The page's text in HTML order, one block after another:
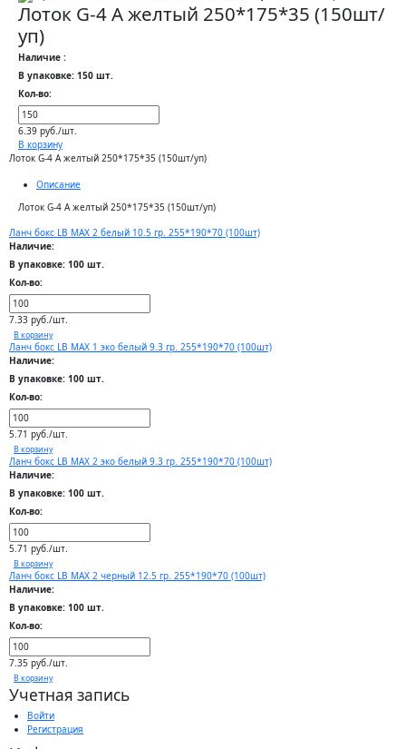
Лоток G-4 А желтый 250*175*35 (150шт/
уп)
Наличие :
В упаковке: 150 шт.
Кол-во:
6.39 руб./шт.
В корзину
Лоток G-4 А желтый 250*175*35 (150шт/уп)
Описание
Лоток G-4 А желтый 250*175*35 (150шт/уп)
Ланч бокс LB MAX 2 белый 10.5 гр. 255*190*70 (100шт)
Наличие:
В упаковке: 100 шт.
Кол-во:
7.33 руб./шт.
В корзину
Ланч бокс LB MAX 1 эко белый 9.3 гр. 255*190*70 (100шт)
Наличие:
В упаковке: 100 шт.
Кол-во:
5.71 руб./шт.
В корзину
Ланч бокс LB MAX 2 эко белый 9.3 гр. 255*190*70 (100шт)
Наличие:
В упаковке: 100 шт.
Кол-во:
5.71 руб./шт.
В корзину
Ланч бокс LB MAX 2 черный 12.5 гр. 255*190*70 (100шт)
Наличие:
В упаковке: 100 шт.
Кол-во:
7.35 руб./шт.
В корзину
Учетная запись
Войти
Регистрация